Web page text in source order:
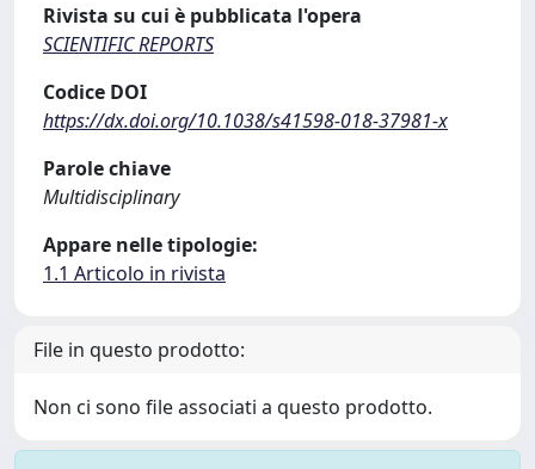
Rivista su cui è pubblicata l'opera
SCIENTIFIC REPORTS
Codice DOI
https://dx.doi.org/10.1038/s41598-018-37981-x
Parole chiave
Multidisciplinary
Appare nelle tipologie:
1.1 Articolo in rivista
File in questo prodotto:
Non ci sono file associati a questo prodotto.